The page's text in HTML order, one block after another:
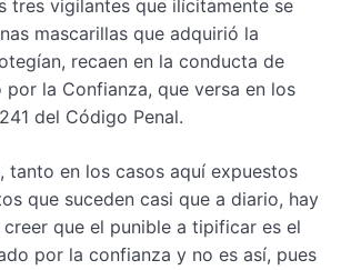
tres vigilantes que ilícitamente se
mascarillas que adquirió la
recaen en la conducta de
la Confianza, que versa en los
del Código Penal.
tanto en los casos aquí expuestos
que suceden casi que a diario, hay
creer que el punible a tipificar es el
por la confianza y no es así, pues